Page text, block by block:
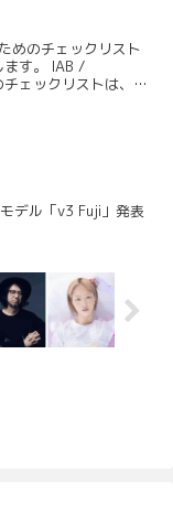
めのチェックリスト
ます。 IAB /
ェックリストは、ポ
デル「v3 Fuji」発表